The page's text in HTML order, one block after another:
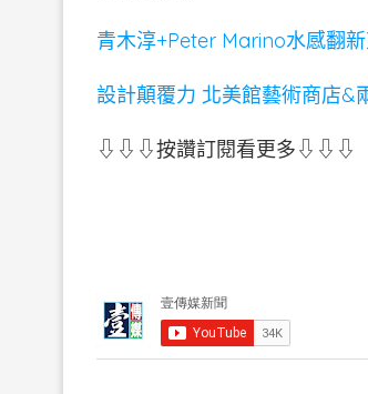
青木淳+Peter Marino水感翻
設計顛覆力 北美館藝術商店&
⇩⇩⇩按讚訂閱看更多⇩⇩⇩